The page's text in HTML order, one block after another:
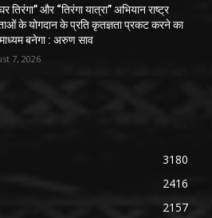
तिरंगा” और “तिरंगा यात्रा” अभियान राष्ट्र
के योगदान के प्रति कृतज्ञता प्रकट करने का
बनेगा : अरुण साव
7, 2026
3180
2416
2157